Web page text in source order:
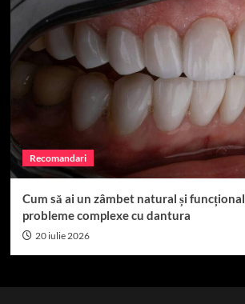
Recomandari
Cum să ai un zâmbet natural și
probleme complexe cu dantura
20 iulie 2026